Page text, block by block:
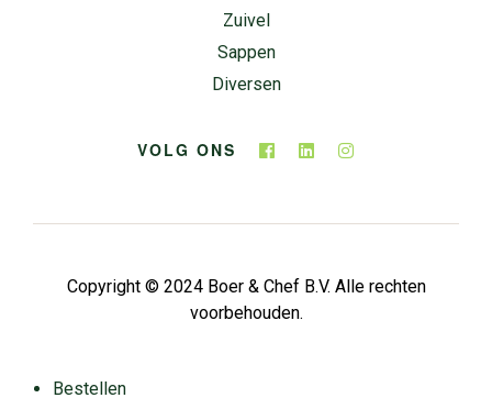
Zuivel
Sappen
Diversen
VOLG ONS
Copyright © 2024 Boer & Chef B.V. Alle rechten
voorbehouden.
Bestellen